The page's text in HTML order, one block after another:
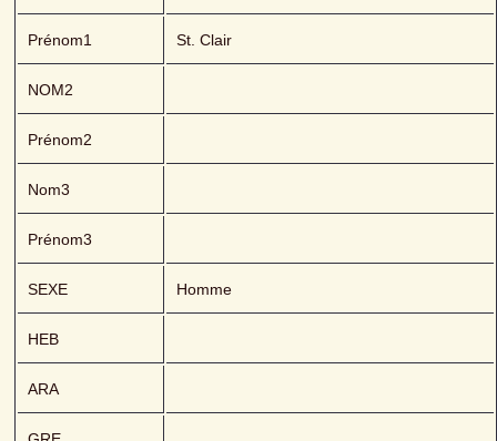
Prénom1 St. Clair
NOM2
Prénom2
Nom3
Prénom3
SEXE Homme
HEB
ARA